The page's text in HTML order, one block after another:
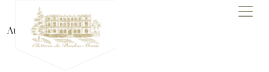
Aucun article.
Panneau de gestion des cookies